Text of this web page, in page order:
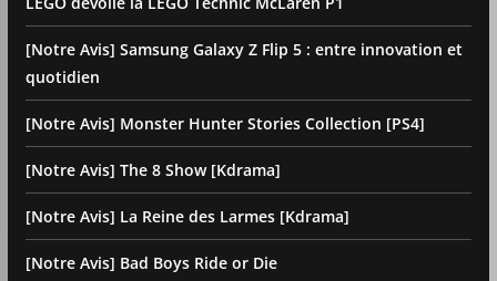
[Notre Avis] Samsung Galaxy Z Flip 5 : entre innovation et
quotidien
[Notre Avis] Monster Hunter Stories Collection [PS4]
[Notre Avis] The 8 Show [Kdrama]
[Notre Avis] La Reine des Larmes [Kdrama]
[Notre Avis] Bad Boys Ride or Die